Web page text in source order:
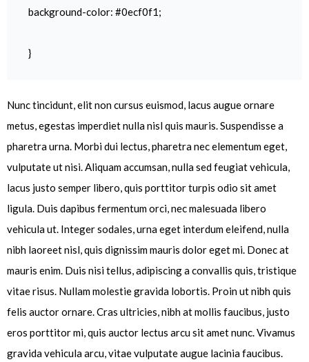
background-color: #0ecf0f1;
}
Nunc tincidunt, elit non cursus euismod, lacus augue ornare
metus, egestas imperdiet nulla nisl quis mauris. Suspendisse a
pharetra urna. Morbi dui lectus, pharetra nec elementum eget,
vulputate ut nisi. Aliquam accumsan, nulla sed feugiat vehicula,
lacus justo semper libero, quis porttitor turpis odio sit amet
ligula. Duis dapibus fermentum orci, nec malesuada libero
vehicula ut. Integer sodales, urna eget interdum eleifend, nulla
nibh laoreet nisl, quis dignissim mauris dolor eget mi. Donec at
mauris enim. Duis nisi tellus, adipiscing a convallis quis, tristique
vitae risus. Nullam molestie gravida lobortis. Proin ut nibh quis
felis auctor ornare. Cras ultricies, nibh at mollis faucibus, justo
eros porttitor mi, quis auctor lectus arcu sit amet nunc. Vivamus
gravida vehicula arcu, vitae vulputate augue lacinia faucibus.